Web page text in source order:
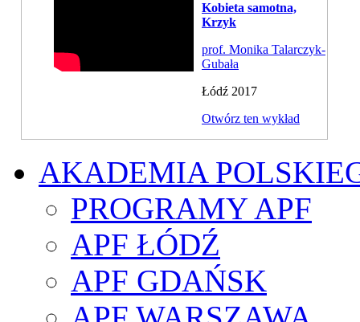
Kobieta samotna,
Krzyk
prof. Monika Talarczyk-
Gubała
Łódź 2017
Otwórz ten wykład
AKADEMIA
PROGRAMY APF
APF ŁÓDŹ
APF GDAŃSK